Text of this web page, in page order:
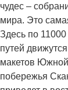
чудес –
мира. Это
Здесь по
путей
макетов
побережья